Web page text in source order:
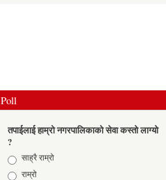
Poll
तपाईलाई हाम्रो नगरपालिकाको सेवा कस्तो लाग्यो
?
Choicesसाह्रै राम्रो
राम्रो